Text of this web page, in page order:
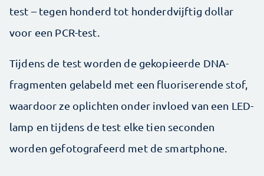
test – tegen honderd tot honderdvijftig dollar
voor een PCR-test.
Tijdens de test worden de gekopieerde DNA-
fragmenten gelabeld met een fluoriserende stof,
waardoor ze oplichten onder invloed van een LED-
lamp en tijdens de test elke tien seconden
worden gefotografeerd met de smartphone.